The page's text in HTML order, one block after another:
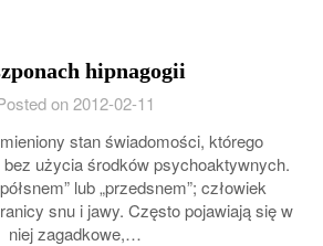
hipnagogii
on 2012-02-11
stan świadomości, którego
użycia środków psychoaktywnych.
lub „przedsnem”; człowiek
snu i jawy. Często pojawiają się w
niej zagadkowe,…